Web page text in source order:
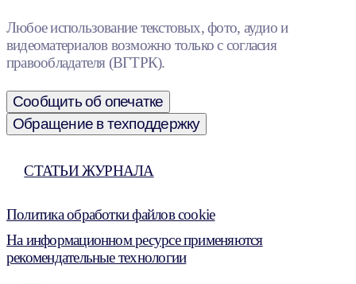
Любое использование текстовых, фото, аудио и
видеоматериалов возможно только с согласия
правообладателя (ВГТРК).
Сообщить об опечатке
Обращение в техподдержку
СТАТЬИ ЖУРНАЛА
Политика обработки файлов cookie
На информационном ресурсе применяются
рекомендательные технологии